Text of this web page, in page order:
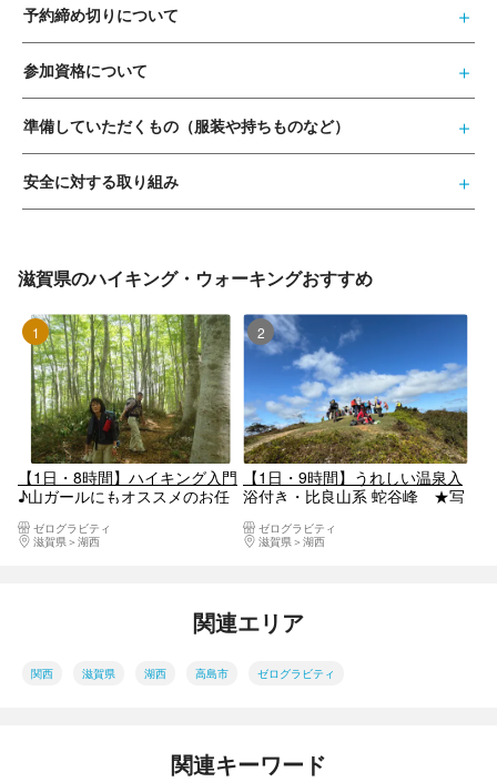
予約締め切りについて
参加資格について
準備していただくもの（服装や持ちものなど）
安全に対する取り組み
滋賀県のハイキング・ウォーキングおすすめ
1位
【1日・8時間】ハイキング入門
♪山ガールにもオススメのお任
ゼログラビティ
滋賀県
湖西
2位
【1日・9時間】うれしい温泉入
浴付き・比良山系 蛇谷峰 ★写
ゼログラビティ
滋賀県
湖西
関連エリア
関西 滋賀県 湖西 高島市 ゼログラビティ
関連キーワード